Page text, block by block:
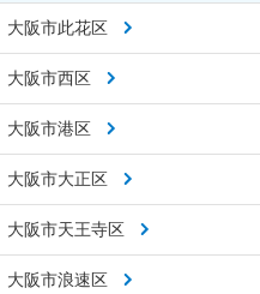
大阪市此花区
大阪市西区
大阪市港区
大阪市大正区
大阪市天王寺区
大阪市浪速区